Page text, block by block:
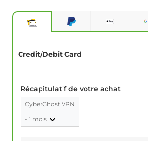
Credit/Debit Card
Récapitulatif de votre achat
CyberGhost VPN
- 1 mois